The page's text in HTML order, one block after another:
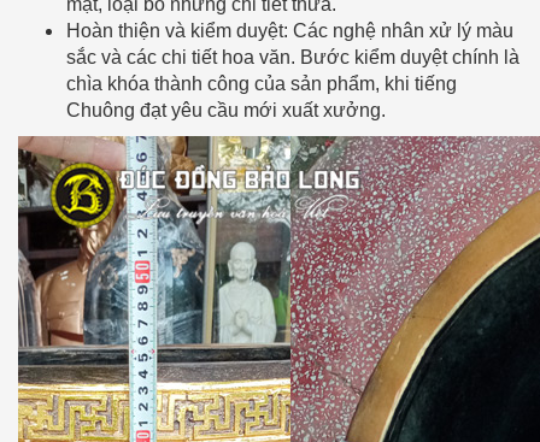
Hoàn thiện và kiểm duyệt: Các nghệ nhân xử lý màu
sắc và các chi tiết hoa văn. Bước kiểm duyệt chính là
chìa khóa thành công của sản phẩm, khi tiếng
Chuông đạt yêu cầu mới xuất xưởng.